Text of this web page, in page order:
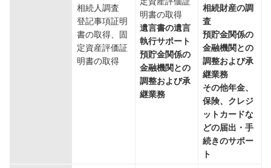
相続人調査
登記事項証明
書の取得、固
定資産評価証
明書の取得
明書の取得
遺言書の遺言
執行サポート
預貯金関係の
金融機関との
調整および承
継業務
相続財産の調
査
預貯金関係の
金融機関との
調整および承
継業務
その他年金、
保険、クレジ
ットカードな
どの届出・手
続きのサポー
ト